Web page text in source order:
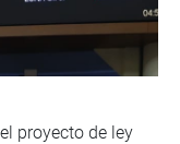
proyecto de ley